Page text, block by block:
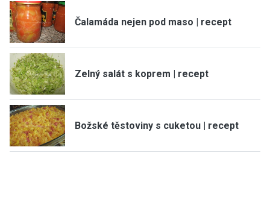
Čalamáda nejen pod maso | recept
Zelný salát s koprem | recept
Božské těstoviny s cuketou | recept